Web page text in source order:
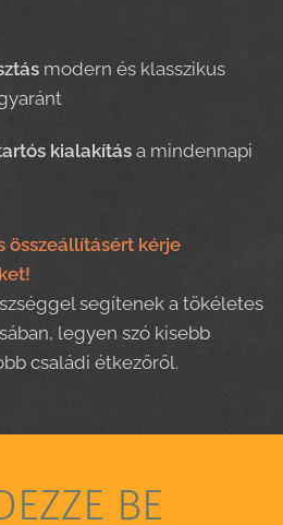
modern és klasszikus
kialakítás a mindennapi
összeállításért kérje
segítenek a tökéletes
legyen szó kisebb
családi étkezőről.
BE